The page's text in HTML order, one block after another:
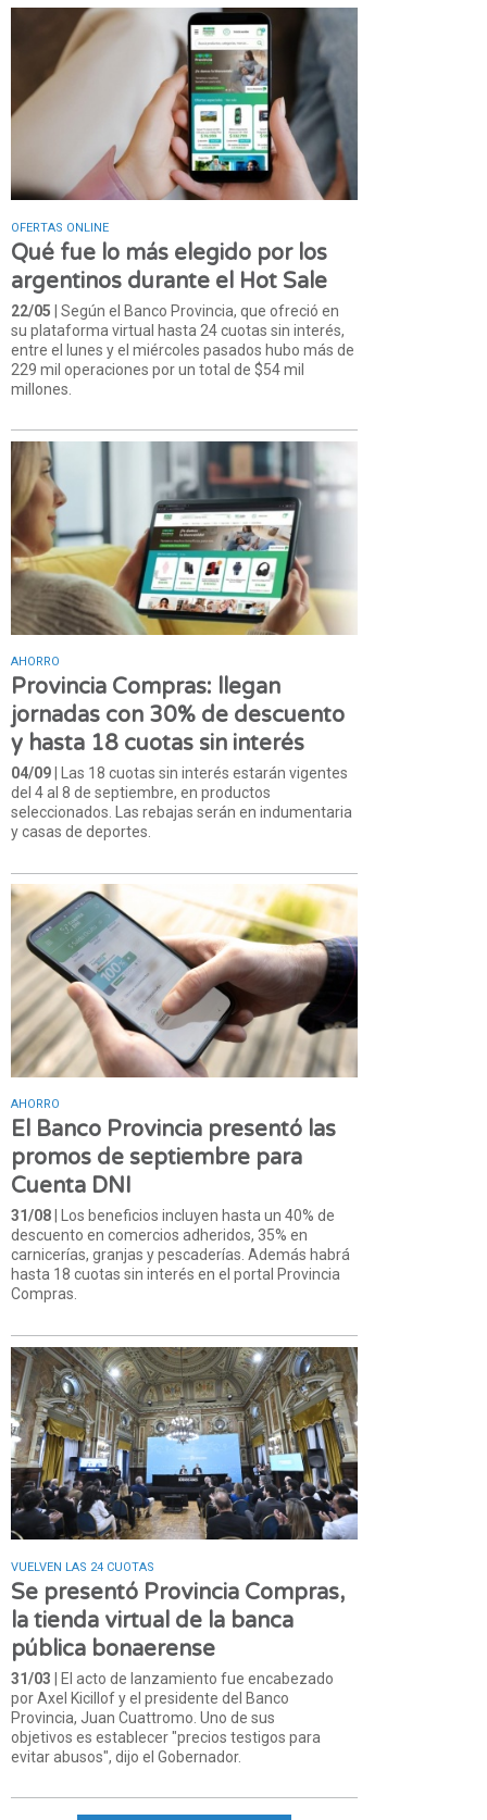
OFERTAS ONLINE
Qué fue lo más elegido por los
argentinos durante el Hot Sale
22/05 | Según el Banco Provincia, que ofreció en
su plataforma virtual hasta 24 cuotas sin interés,
entre el lunes y el miércoles pasados hubo más de
229 mil operaciones por un total de $54 mil
millones.
AHORRO
Provincia Compras: llegan
jornadas con 30% de descuento
y hasta 18 cuotas sin interés
04/09 | Las 18 cuotas sin interés estarán vigentes
del 4 al 8 de septiembre, en productos
seleccionados. Las rebajas serán en indumentaria
y casas de deportes.
AHORRO
El Banco Provincia presentó las
promos de septiembre para
Cuenta DNI
31/08 | Los beneficios incluyen hasta un 40% de
descuento en comercios adheridos, 35% en
carnicerías, granjas y pescaderías. Además habrá
hasta 18 cuotas sin interés en el portal Provincia
Compras.
VUELVEN LAS 24 CUOTAS
Se presentó Provincia Compras,
la tienda virtual de la banca
pública bonaerense
31/03 | El acto de lanzamiento fue encabezado
por Axel Kicillof y el presidente del Banco
Provincia, Juan Cuattromo. Uno de sus
objetivos es establecer "precios testigos para
evitar abusos", dijo el Gobernador.